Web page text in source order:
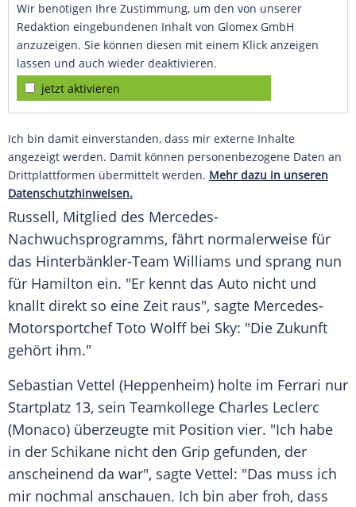
Wir benötigen Ihre Zustimmung, um den von unserer
Redaktion eingebundenen Inhalt von Glomex GmbH
anzuzeigen. Sie können diesen mit einem Klick anzeigen
lassen und auch wieder deaktivieren.
jetzt aktivieren
Ich bin damit einverstanden, dass mir externe Inhalte
angezeigt werden. Damit können personenbezogene Daten an
Drittplattformen übermittelt werden. Mehr dazu in unseren
Datenschutzhinweisen.
Russell, Mitglied des Mercedes-
Nachwuchsprogramms, fährt normalerweise für
das Hinterbänkler-Team Williams und sprang nun
für Hamilton ein. "Er kennt das Auto nicht und
knallt direkt so eine Zeit raus", sagte Mercedes-
MotorsportchefToto Wolffbei Sky: "Die Zukunft
gehört ihm."
Sebastian Vettel (Heppenheim) holte im Ferrari nur
Startplatz 13, sein Teamkollege Charles Leclerc
(Monaco) überzeugte mit Position vier. "Ich habe
in der Schikane nicht den Grip gefunden, der
anscheinend da war", sagte Vettel: "Das muss ich
mir nochmal anschauen. Ich bin aber froh, dass